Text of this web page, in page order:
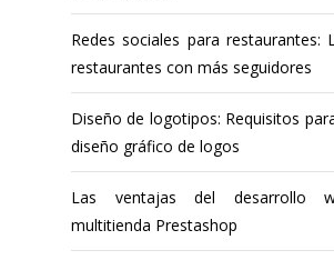
Redes sociales para restaurantes:
restaurantes con más seguidores
Diseño de logotipos: Requisitos
diseño gráfico de logos
Las ventajas del desarrollo
multitienda Prestashop